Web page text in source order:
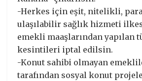
-Herkes için eşit, nitelikli,
ulaşılabilir sağlık hizmeti
emekli maaşlarından yapılan
kesintileri iptal edilsin.
-Konut sahibi olmayan
tarafından sosyal konut